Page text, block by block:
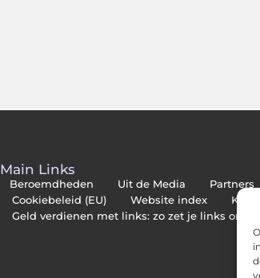
Main Links
Beroemdheden Uit de Media Partners
Cookiebeleid (EU)
Website index
Geld verdienen met links: zo zet je links om in